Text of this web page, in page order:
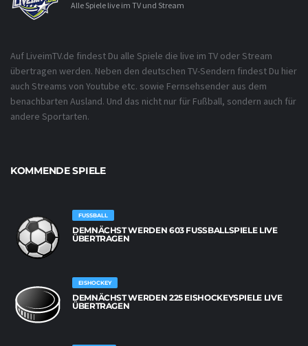
Alle Spiele live im TV und Stream
Auf LiveimTV.de findest Du alle Spiele die live im TV oder Stream
übertragen werden. Neben den deutschen TV-Sendern findest Du hier
auch Streams von Youtube etc. sowie Fernsehsender aus dem
benachbarten Ausland. Und das nicht nur für Fußball, sondern auch für
andere Sportarten.
KOMMENDE SPIELE
FUSSBALL
DEMNÄCHST WERDEN 603 FUSSBALLSPIELE LIVE Ü
BERTRAGEN
EISHOCKEY
DEMNÄCHST WERDEN 225 EISHOCKEYSPIELE LIVE
ÜBERTRAGEN